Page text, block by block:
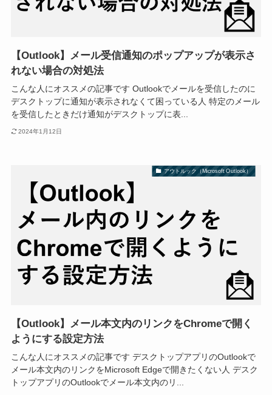
【Outlook】メール受信通知のポップアップが表示さ
れない場合の対処法
こんな人にオススメの記事です Outlookでメールを受信したのに
デスクトップに通知が表示されなくて困っている人 特定のメール
を受信したときだけ通知がデスクトップに表...
2024年1月12日
アウトルック（Microsoft Outlook）
【Outlook】メール本文内のリンクをChromeで開く
ようにする設定方法
こんな人にオススメの記事です デスクトップアプリのOutlookで
メール本文内のリンクをMicrosoft Edgeで開きたくない人 デスク
トップアプリのOutlookでメール本文内のリ...